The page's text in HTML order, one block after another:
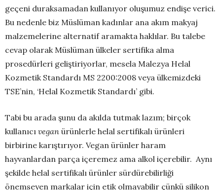
geçeni duraksamadan kullanıyor oluşumuz endişe verici.
Bu nedenle biz Müslüman kadınlar ana akım makyaj
malzemelerine alternatif aramakta haklılar. Bu talebe
cevap olarak Müslüman ülkeler sertifika alma
prosedürleri geliştiriyorlar, mesela Malezya Helal
Kozmetik Standardı MS 2200:2008 veya ülkemizdeki
TSE’nin, ‘Helal Kozmetik Standardı’ gibi.
Tabi bu arada şunu da akılda tutmak lazım; birçok
kullanıcı vegan ürünlerle helal sertifikalı ürünleri
birbirine karıştırıyor. Vegan ürünler haram
hayvanlardan parça içeremez ama alkol içerebilir. Aynı
şekilde helal sertifikalı ürünler sürdürebilirliği
önemseyen markalar için etik olmayabilir çünkü silikon